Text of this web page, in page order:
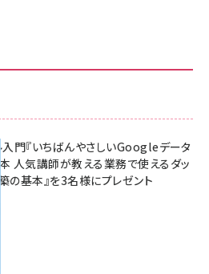
門『いちばんやさしいGoogleデータ
人気講師が教える業務で使えるダッ
の基本』を3名様にプレゼント